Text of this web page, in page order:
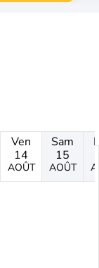
Ven
14
AOÛT
Sam
15
AOÛT